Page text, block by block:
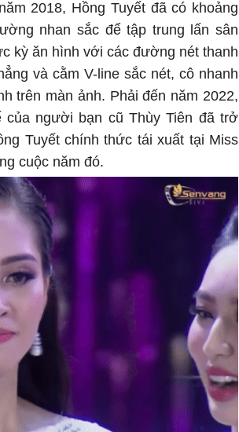
2018, Hồng Tuyết đã có khoảng
nhan sắc để tập trung lấn sân
kỳ ăn hình với các đường nét thanh
và cằm V-line sắc nét, cô nhanh
trên màn ảnh. Phải đến năm 2022,
người bạn cũ Thùy Tiên đã trở
Tuyết chính thức tái xuất tại Miss
cuộc năm đó.